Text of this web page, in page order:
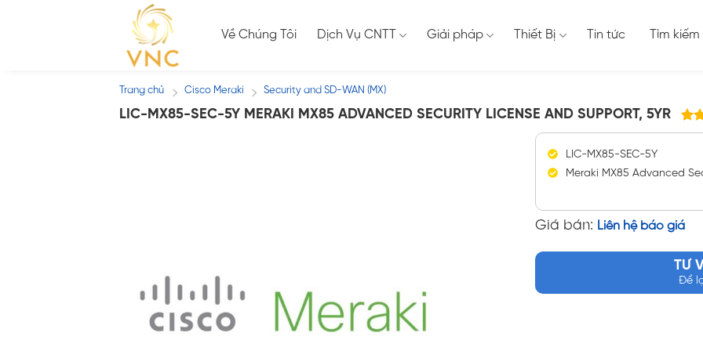
Về Chúng Tôi Dịch Vụ CNTT Giải pháp Thiết Bị Tin tức Tìm kiếm
Trang chủ / Cisco Meraki / Security and SD-WAN (MX)
LIC-MX85-SEC-5Y MERAKI MX85 ADVANCED SECURITY LICENSE AND SUPPORT, 5YR
4
LIC-MX85-SEC-5Y
Meraki MX85 Advanced
Giá bán: Liên hệ báo giá
TƯ
Để